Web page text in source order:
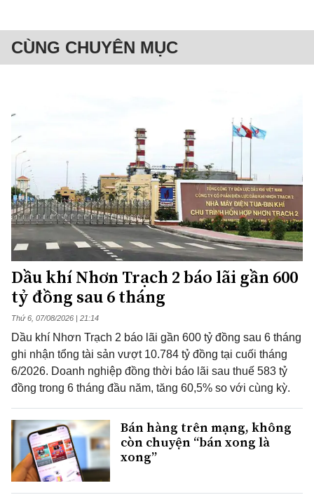
CÙNG CHUYÊN MỤC
Dầu khí Nhơn Trạch 2 báo lãi gần 600
tỷ đồng sau 6 tháng
Thứ 6, 07/08/2026 | 21:14
Dầu khí Nhơn Trạch 2 báo lãi gần 600 tỷ đồng sau 6 tháng
ghi nhận tổng tài sản vượt 10.784 tỷ đồng tại cuối tháng
6/2026. Doanh nghiệp đồng thời báo lãi sau thuế 583 tỷ
đồng trong 6 tháng đầu năm, tăng 60,5% so với cùng kỳ.
Bán hàng trên mạng, không
còn chuyện “bán xong là
xong”